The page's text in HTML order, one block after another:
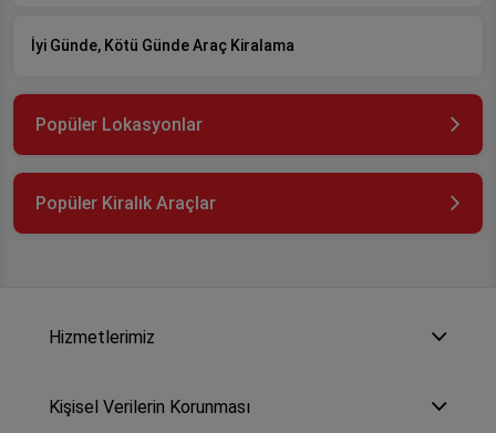
İyi Günde, Kötü Günde Araç Kiralama
Popüler Lokasyonlar
Popüler Kiralık Araçlar
Hizmetlerimiz
Kişisel Verilerin Korunması